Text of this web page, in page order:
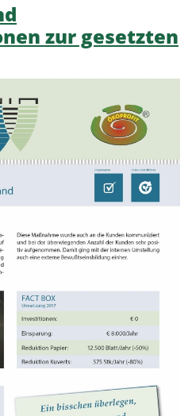
zur gesetzten